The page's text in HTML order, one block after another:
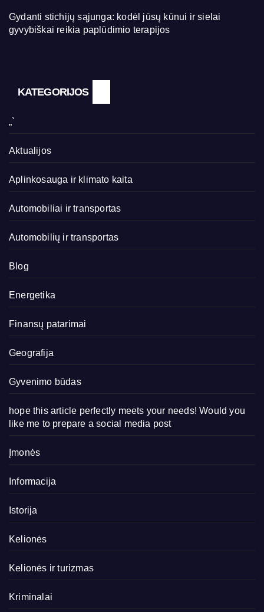
Gydanti stichijų sąjunga: kodėl jūsų kūnui ir sielai
gyvybiškai reikia paplūdimio terapijos
KATEGORIJOS
„`
Aktualijos
Aplinkosauga ir klimato kaita
Automobiliai ir transportas
Automobilių ir transportas
Blog
Energetika
Finansų patarimai
Geografija
Gyvenimo būdas
hope this article perfectly meets your needs! Would you
like me to prepare a social media post
Įmonės
Informacija
Istorija
Kelionės
Kelionės ir turizmas
Kriminalai